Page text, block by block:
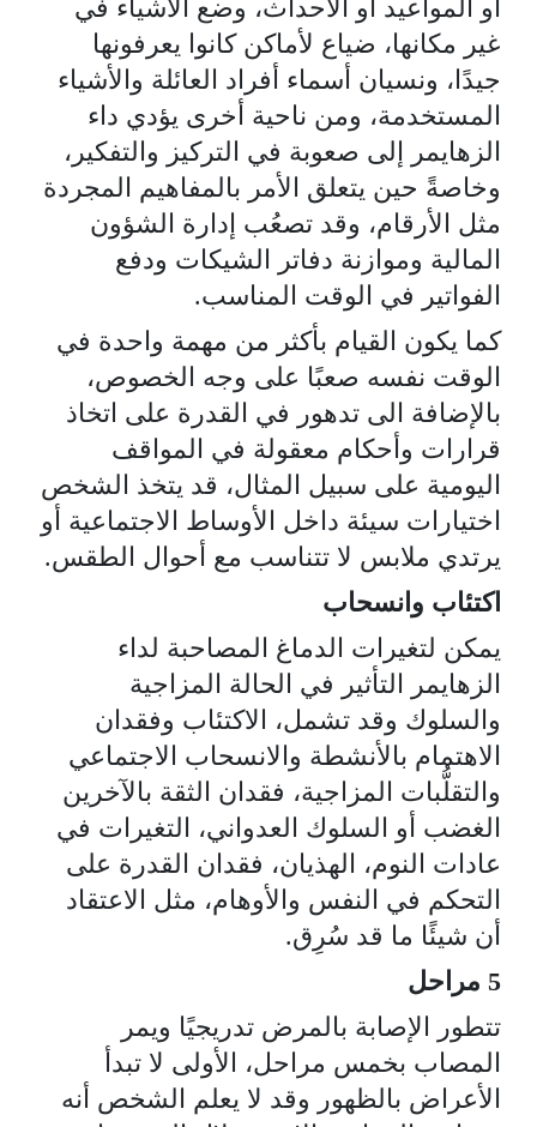
أو المواعيد أو الأحداث، وضع الأشياء في
غير مكانها، ضياع لأماكن كانوا يعرفونها
جيدًا، ونسيان أسماء أفراد العائلة والأشياء
المستخدمة، ومن ناحية أخرى يؤدي داء
الزهايمر إلى صعوبة في التركيز والتفكير،
وخاصةً حين يتعلق الأمر بالمفاهيم المجردة
مثل الأرقام، وقد تصعُب إدارة الشؤون
المالية وموازنة دفاتر الشيكات ودفع
الفواتير في الوقت المناسب.
كما يكون القيام بأكثر من مهمة واحدة في
الوقت نفسه صعبًا على وجه الخصوص،
بالإضافة الى تدهور في القدرة على اتخاذ
قرارات وأحكام معقولة في المواقف
اليومية على سبيل المثال، قد يتخذ الشخص
اختيارات سيئة داخل الأوساط الاجتماعية أو
يرتدي ملابس لا تتناسب مع أحوال الطقس.
اكتئاب وانسحاب
يمكن لتغيرات الدماغ المصاحبة لداء
الزهايمر التأثير في الحالة المزاجية
والسلوك وقد تشمل، الاكتئاب وفقدان
الاهتمام بالأنشطة والانسحاب الاجتماعي
والتقلُّبات المزاجية، فقدان الثقة بالآخرين
الغضب أو السلوك العدواني، التغيرات في
عادات النوم، الهذيان، فقدان القدرة على
التحكم في النفس والأوهام، مثل الاعتقاد
أن شيئًا ما قد سُرِق.
5 مراحل
تتطور الإصابة بالمرض تدريجيًا ويمر
المصاب بخمس مراحل، الأولى لا تبدأ
الأعراض بالظهور وقد لا يعلم الشخص أنه